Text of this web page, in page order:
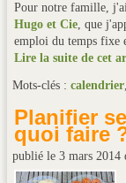
Pour notre famille,
Hugo et Cie, que
emploi du temps fixe
Lire la suite de cet
Mots-clés : calendrier,
Planifier
quoi faire
publié le 3 mars 2014